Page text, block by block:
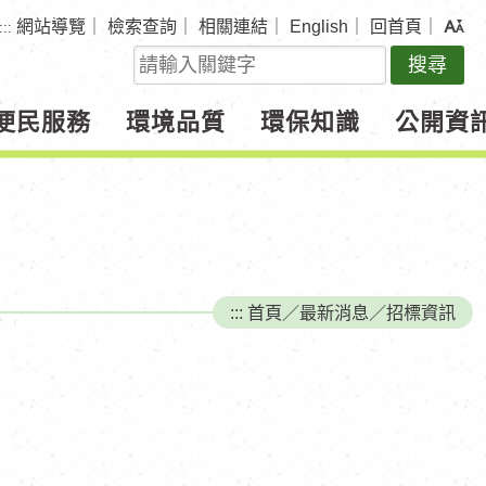
::: 網站導覽 檢索查詢 相關連結 English 回首頁
關
鍵
字
查
詢
民服務 環境品質 環保知識 公開資
::: 首頁 ／最新消息 ／招標資訊